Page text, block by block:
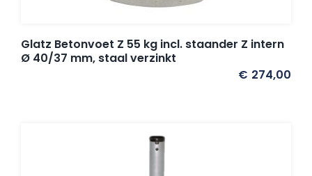
Glatz Betonvoet Z 55 kg incl. staander Z intern
Ø 40/37 mm, staal verzinkt
€ 274,00